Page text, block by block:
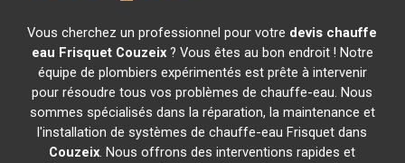
Vous cherchez un professionnel pour votre devis chauffe
eau Frisquet Couzeix? Vous êtes au bon endroit ! Notre
équipe de plombiers expérimentés est prête à intervenir
pour résoudre tous vos problèmes de chauffe-eau. Nous
sommes spécialisés dans la réparation, la maintenance et
l'installation de systèmes de chauffe-eau Frisquet dans
Couzeix. Nous offrons des interventions rapides et